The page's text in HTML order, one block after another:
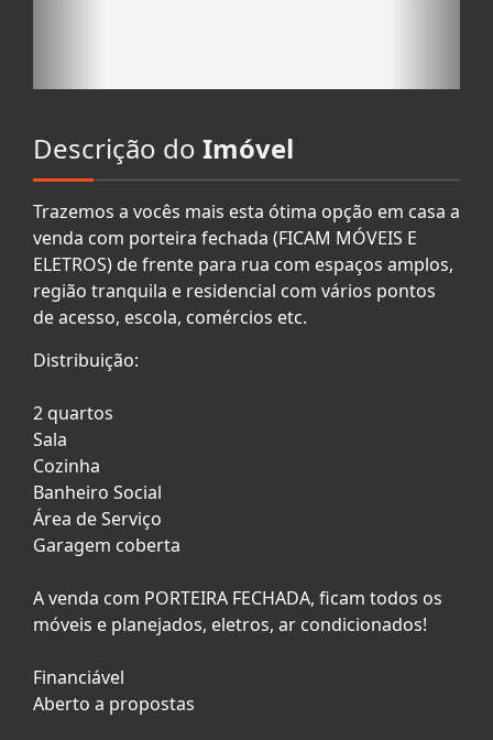
Descrição do Imóvel
Trazemos a vocês mais esta ótima opção em casa a
venda com porteira fechada (FICAM MÓVEIS E
ELETROS) de frente para rua com espaços amplos,
região tranquila e residencial com vários pontos
de acesso, escola, comércios etc.
Distribuição:
2 quartos
Sala
Cozinha
Banheiro Social
Área de Serviço
Garagem coberta
A venda com PORTEIRA FECHADA, ficam todos os
móveis e planejados, eletros, ar condicionados!
Financiável
Aberto a propostas